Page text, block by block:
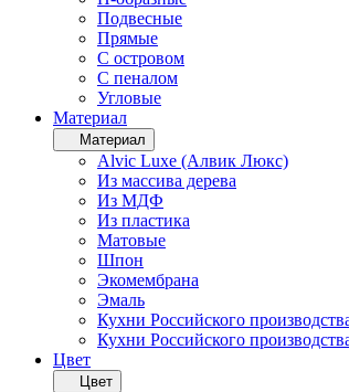
Подвесные
Прямые
С островом
С пеналом
Угловые
Материал
Материал
Alvic Luxe (Алвик Люкс)
Из массива дерева
Из МДФ
Из пластика
Матовые
Шпон
Экомембрана
Эмаль
Кухни Российского
Кухни Российского
Цвет
Цвет